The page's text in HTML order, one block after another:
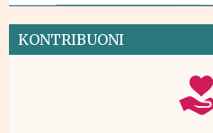
KONTRIBUONI